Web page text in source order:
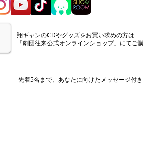
​翔ギャンのCDやグッズをお買い求めの方は
「劇団往来公式オンラインショップ」にてご
先着5名まで、あなたに向けたメッセージ付